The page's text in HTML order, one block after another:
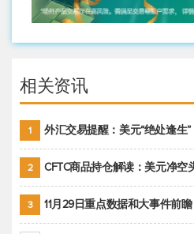
相关资讯
1 外汇交易提醒：美元“绝处逢生
2 CFTC商品持仓解读：美元净空头创2021年7月
3 11月29日重点数据和大事件前瞻